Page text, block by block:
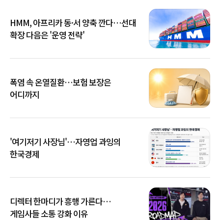
HMM, 아프리카 동·서 양축 깐다…선대
확장 다음은 '운영 전략'
폭염 속 온열질환…보험 보장은
어디까지
'여기저기 사장님'…자영업 과잉의
한국경제
디렉터 한마디가 흥행 가른다…
게임사들 소통 강화 이유